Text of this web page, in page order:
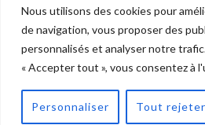
Nous utilisons des cookies pour
de navigation, vous proposer des
personnalisés et analyser notre
« Accepter tout », vous consentez à
Personnaliser Tout rejeter